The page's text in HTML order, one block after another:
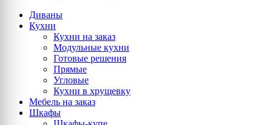
Диваны
Кухни
Кухни на заказ
Модульные кухни
Готовые решения
Прямые
Угловые
Кухни в хрущевку
Мебель на заказ
Шкафы